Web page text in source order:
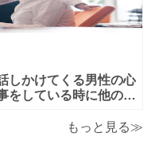
しかけてくる男性の心
をしている時に他の人
しょうか？恋愛的に好
もっと見る≫